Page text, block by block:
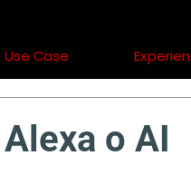
Use Case
o AI